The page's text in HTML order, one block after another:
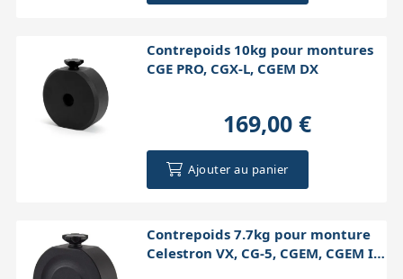
Contrepoids 10kg pour montures
CGE PRO, CGX-L, CGEM DX
169,00 €
Ajouter au panier
Contrepoids 7.7kg pour monture
Celestron VX, CG-5, CGEM, CGEM II,